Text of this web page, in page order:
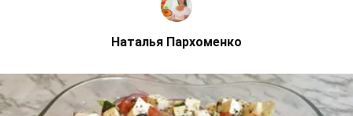
Наталья Пархоменко